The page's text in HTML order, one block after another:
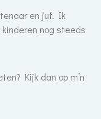
en juf. Ik
nog steeds
Kijk dan op m’n